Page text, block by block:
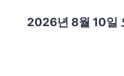
2026년 8월 10일